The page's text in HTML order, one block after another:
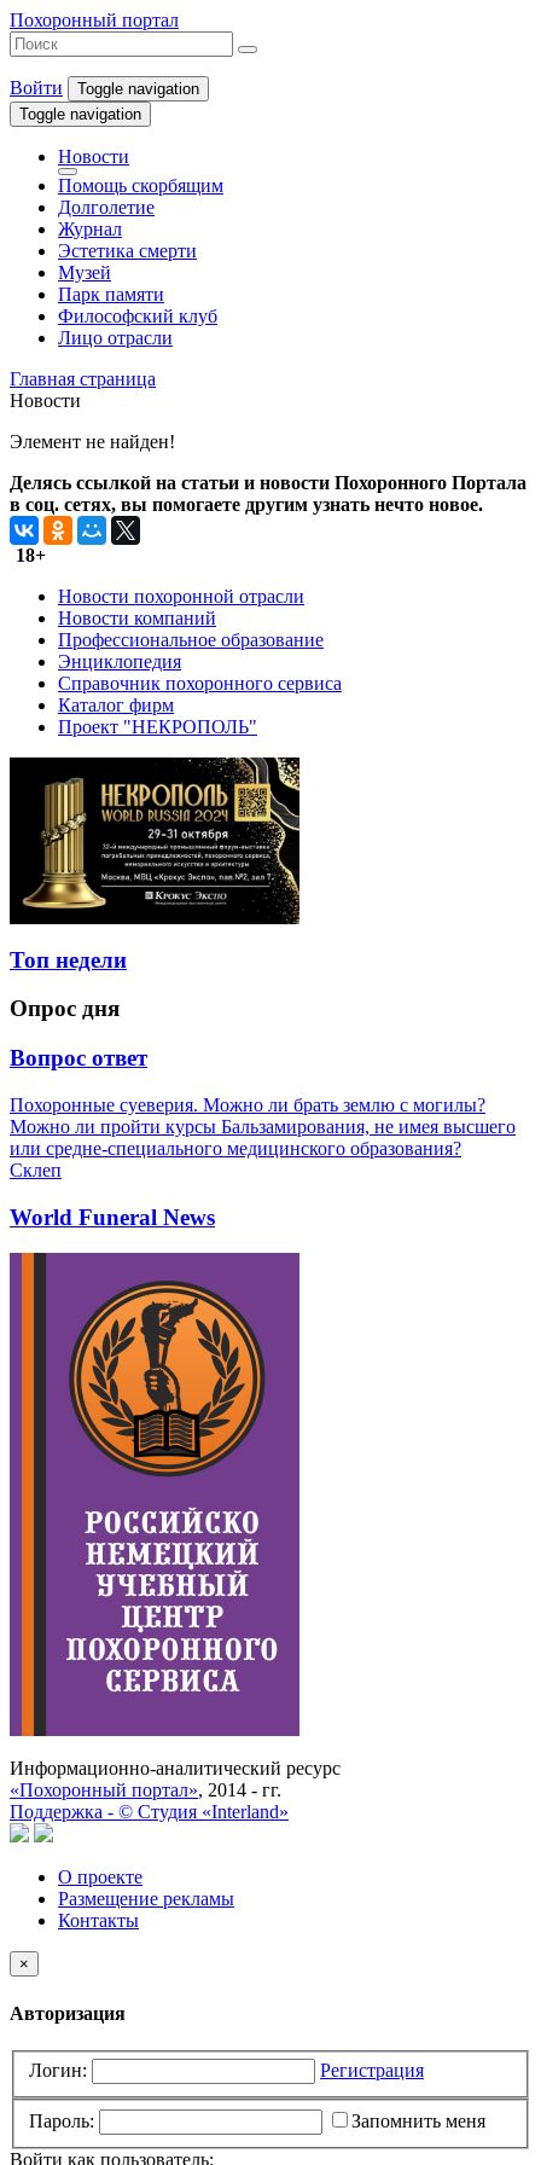
Похоронный портал
Войти
Toggle navigation
Toggle navigation
Новости
Помощь скорбящим
Долголетие
Журнал
Эстетика смерти
Музей
Парк памяти
Философский клуб
Лицо отрасли
Главная страница
Новости
Элемент не найден!
Делясь ссылкой на статьи и новости Похоронного Портала
в соц. сетях, вы помогаете другим узнать нечто новое.
18+
Новости похоронной отрасли
Новости компаний
Профессиональное образование
Энциклопедия
Справочник похоронного сервиса
Каталог фирм
Проект "НЕКРОПОЛЬ"
Топ недели
Опрос дня
Вопрос ответ
Похоронные суеверия. Можно ли брать землю с могилы?
Можно ли пройти курсы Бальзамирования, не имея высшего
или средне-специального медицинского образования?
Склеп
World Funeral News
Информационно-аналитический ресурс
«Похоронный портал», 2014 - гг.
Поддержка - © Cтудия «Interland»
О проекте
Размещение рекламы
Контакты
×
Авторизация
Логин: Регистрация
Пароль:
Запомнить меня
Войти как пользователь: